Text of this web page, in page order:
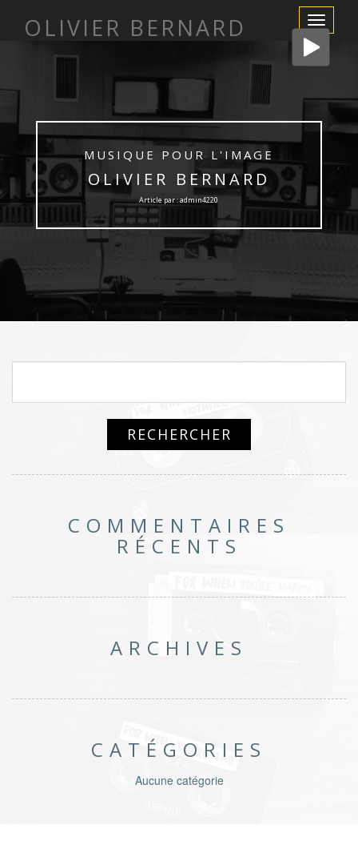
Afficher/
la
navigation
OLIVIER BERNARD
MUSIQUE POUR L'IMAGE
OLIVIER BERNARD
Article par : admin4220
COMMENTAIRES
RÉCENTS
ARCHIVES
CATÉGORIES
Aucune catégorie